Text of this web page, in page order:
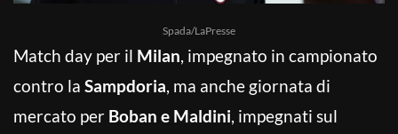
Spada/LaPresse
Match day per il Milan, impegnato in campionato
contro la Sampdoria, ma anche giornata di
mercato per Boban e Maldini, impegnati sul